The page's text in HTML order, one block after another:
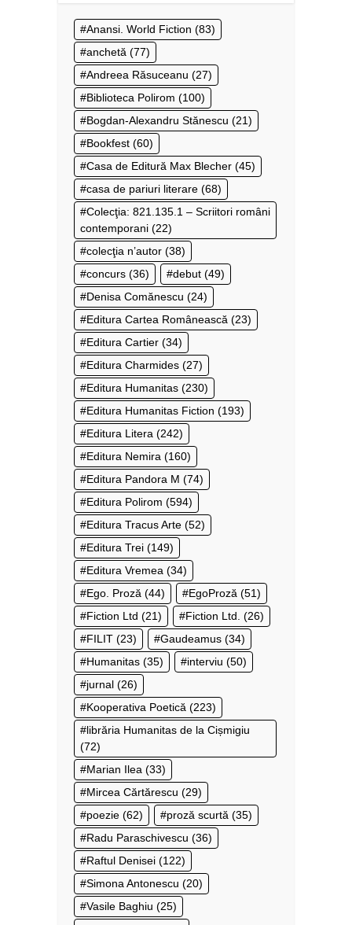
Anansi. World Fiction (83)
anchetă (77)
Andreea Răsuceanu (27)
Biblioteca Polirom (100)
Bogdan-Alexandru Stănescu (21)
Bookfest (60)
Casa de Editură Max Blecher (45)
casa de pariuri literare (68)
Colecţia: 821.135.1 – Scriitori români
contemporani (22)
colecţia n’autor (38)
concurs (36) debut (49)
Denisa Comănescu (24)
Editura Cartea Românească (23)
Editura Cartier (34)
Editura Charmides (27)
Editura Humanitas (230)
Editura Humanitas Fiction (193)
Editura Litera (242)
Editura Nemira (160)
Editura Pandora M (74)
Editura Polirom (594)
Editura Tracus Arte (52)
Editura Trei (149)
Editura Vremea (34)
Ego. Proză (44) EgoProză (51)
Fiction Ltd (21) Fiction Ltd. (26)
FILIT (23) Gaudeamus (34)
Humanitas (35) interviu (50)
jurnal (26)
Kooperativa Poetică (223)
librăria Humanitas de la Cișmigiu
(72)
Marian Ilea (33)
Mircea Cărtărescu (29)
poezie (62) proză scurtă (35)
Radu Paraschivescu (36)
Raftul Denisei (122)
Simona Antonescu (20)
Vasile Baghiu (25)